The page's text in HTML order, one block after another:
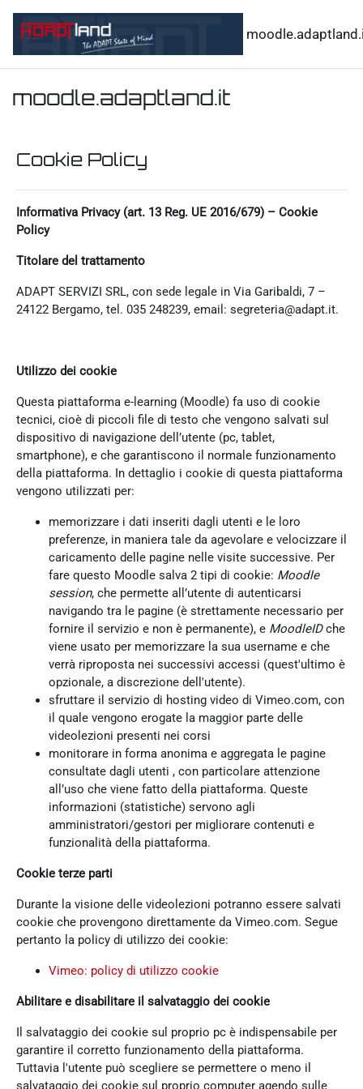
moodle.adaptland.it
Cookie Policy
Informativa Privacy (art. 13 Reg. UE 2016/679) – Cookie
Policy
Titolare del trattamento
ADAPT SERVIZI SRL, con sede legale in Via Garibaldi, 7 –
24122 Bergamo, tel. 035 248239, email: segreteria@adapt.it.
Utilizzo dei cookie
Questa piattaforma e-learning (Moodle) fa uso di cookie
tecnici, cioè di piccoli file di testo che vengono salvati sul
dispositivo di navigazione dell’utente (pc, tablet,
smartphone), e che garantiscono il normale funzionamento
della piattaforma. In dettaglio i cookie di questa piattaforma
vengono utilizzati per:
memorizzare i dati inseriti dagli utenti e le loro
preferenze, in maniera tale da agevolare e velocizzare il
caricamento delle pagine nelle visite successive. Per
fare questo Moodle salva 2 tipi di cookie: Moodle
session, che permette all’utente di autenticarsi
navigando tra le pagine (è strettamente necessario per
fornire il servizio e non è permanente), e MoodleIDche
viene usato per memorizzare la sua username e che
verrà riproposta nei successivi accessi (quest'ultimo è
opzionale, a discrezione dell'utente).
sfruttare il servizio di hosting video di Vimeo.com, con
il quale vengono erogate la maggior parte delle
videolezioni presenti nei corsi
monitorare in forma anonima e aggregata le pagine
consultate dagli utenti , con particolare attenzione
all’uso che viene fatto della piattaforma. Queste
informazioni (statistiche) servono agli
amministratori/gestori per migliorare contenuti e
funzionalità della piattaforma.
Cookie terze parti
Durante la visione delle videolezioni potranno essere salvati
cookie che provengono direttamente da Vimeo.com. Segue
pertanto la policy di utilizzo dei cookie:
Vimeo: policy di utilizzo cookie
Abilitare e disabilitare il salvataggio dei cookie
Il salvataggio dei cookie sul proprio pc è indispensabile per
garantire il corretto funzionamento della piattaforma.
Tuttavia l'utente può scegliere se permettere o meno il
salvataggio dei cookie sul proprio computer agendo sulle